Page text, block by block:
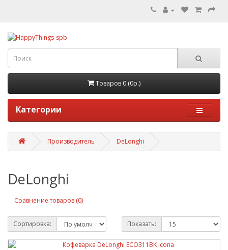
Товаров 0 (0р.)
Категории
Производитель DeLonghi
DeLonghi
Сравнение товаров (0)
Сортировка: Показать: